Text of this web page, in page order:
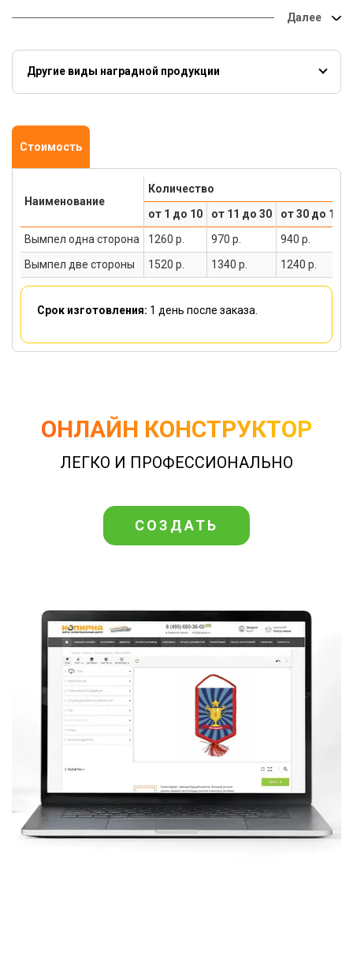
Заказать Вы можете у нас на сайте или же позвонить по
Другие виды наградной продукции
Стоимость
Наименование
Количество
от 1 до 10
от 11 до 30
от 30 до 100
Вымпел одна сторона
1260 р. 970 р.
940 р.
Вымпел две стороны
1520 р. 1340 р. 1240 р.
Срок изготовления: 1 день после заказа.
ОНЛАЙН КОНСТРУКТОР
ЛЕГКО И ПРОФЕССИОНАЛЬНО
СОЗДАТЬ